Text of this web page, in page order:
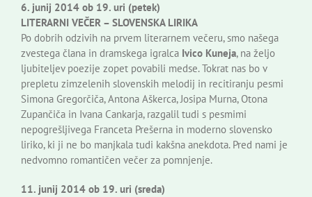
6. junij 2014 ob 19. uri (petek)
LITERARNI VEČER – SLOVENSKA LIRIKA
Po dobrih odzivih na prvem literarnem večeru, smo našega
zvestega člana in dramskega igralca Ivico Kuneja, na željo
ljubiteljev poezije zopet povabili medse. Tokrat nas bo v
prepletu zimzelenih slovenskih melodij in recitiranju pesmi
Simona Gregorčiča, Antona Aškerca, Josipa Murna, Otona
Zupančiča in Ivana Cankarja, razgalil tudi s pesmimi
nepogrešljivega Franceta Prešerna in moderno slovensko
liriko, ki ji ne bo manjkala tudi kakšna anekdota. Pred nami je
nedvomno romantičen večer za pomnjenje.
11. junij 2014 ob 19. uri (sreda)